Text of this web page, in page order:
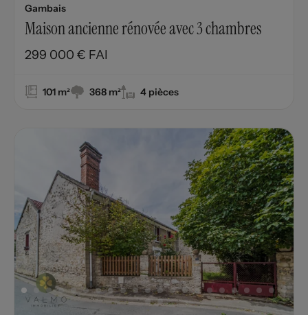
Gambais
Maison ancienne rénovée avec 3 chambres
299 000 € FAI
101 m² 368 m² 4 pièces